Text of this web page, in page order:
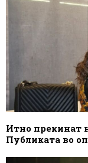
Итно прекинат
Публиката во